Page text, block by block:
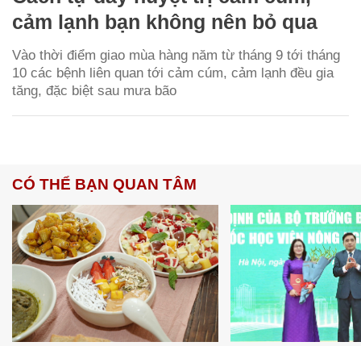
cảm lạnh bạn không nên bỏ qua
Vào thời điểm giao mùa hàng năm từ tháng 9 tới tháng
10 các bệnh liên quan tới cảm cúm, cảm lạnh đều gia
tăng, đặc biệt sau mưa bão
CÓ THỂ BẠN QUAN TÂM